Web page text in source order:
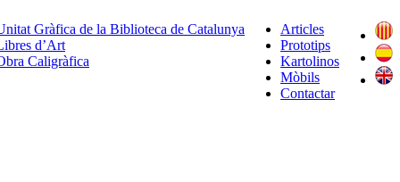
Articles
Prototips
Kartolinos
Mòbils
Contactar
Gràfica de la Biblioteca de Catalunya
d’Art
Caligràfica